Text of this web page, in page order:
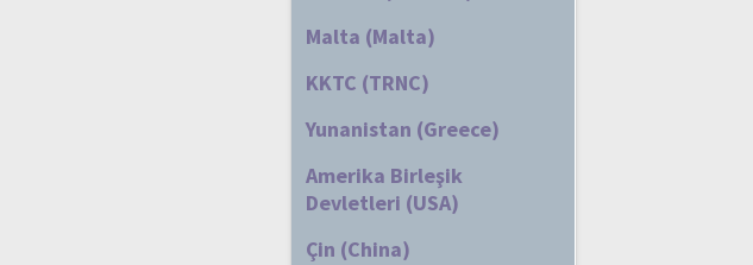
Malta (Malta)
KKTC (TRNC)
Yunanistan (Greece)
Amerika Birleşik
Devletleri (USA)
Çin (China)